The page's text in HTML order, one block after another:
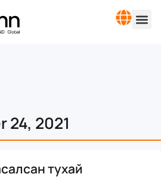
24, 2021
тухай